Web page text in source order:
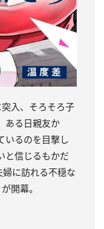
入、そろそろ子
ある日親友か
いるのを目撃し
と信じるもかだ
に訪れる不穏な
開幕。